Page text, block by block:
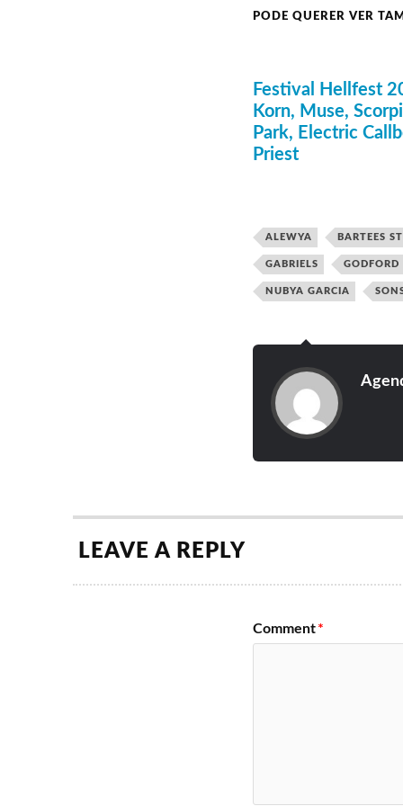
Skepta
mura masa
Hamza
Zola
Ateyaba
Celeste
Kojey Radical
Master Peace
slowthai
The Comet is
Yussef Dayes
20
de
Tame
21
Arca &
PODE QUERER VER
Festival Hellfest
Korn, Muse,
Park, Electric
Priest
ALEWYA BARTEES
GABRIELS GODFORD
NUBYA GARCIA
LEAVE A REPLY
Comment *